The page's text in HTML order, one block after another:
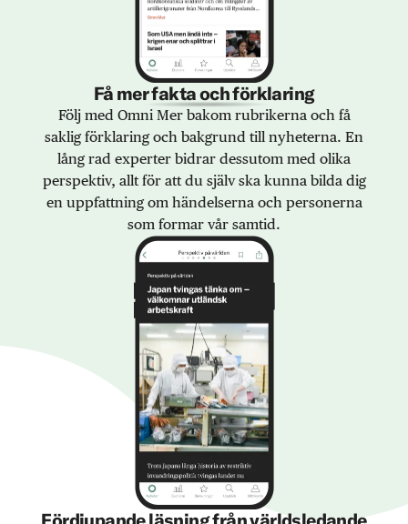
Få mer fakta och förklaring
Följ med Omni Mer bakom rubrikerna och få
saklig förklaring och bakgrund till nyheterna. En
lång rad experter bidrar dessutom med olika
perspektiv, allt för att du själv ska kunna bilda dig
en uppfattning om händelserna och personerna
som formar vår samtid.